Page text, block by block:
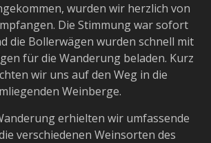
wurden wir herzlich von
Die Stimmung war sofort
die Bollerwägen wurden schnell mit
für die Wanderung beladen. Kurz
wir uns auf den Weg in die
Weinberge.
erhielten wir umfassende
verschiedenen Weinsorten des